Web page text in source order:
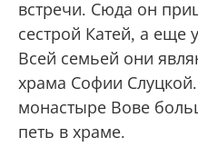
встречи. Сюда он
сестрой Катей, а еще
Всей семьей они
храма Софии
монастыре Вове
петь в храме.